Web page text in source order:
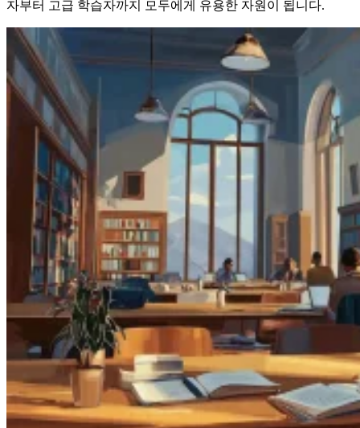
자부터 고급 학습자까지 모두에게 유용한 자원이 됩니다.